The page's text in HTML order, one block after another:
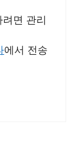
면 관리
에서 전송